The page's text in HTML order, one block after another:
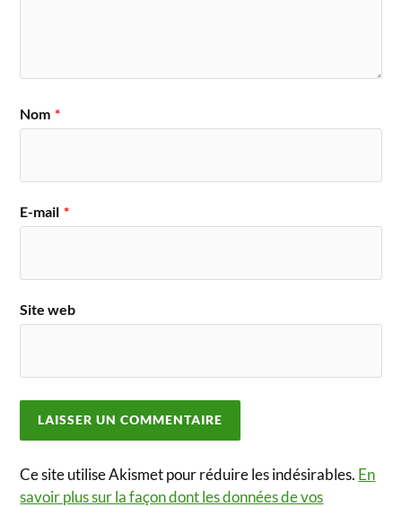
Nom *
E-mail *
Site web
Ce site utilise Akismet pour réduire les indésirables. En
savoir plus sur la façon dont les données de vos